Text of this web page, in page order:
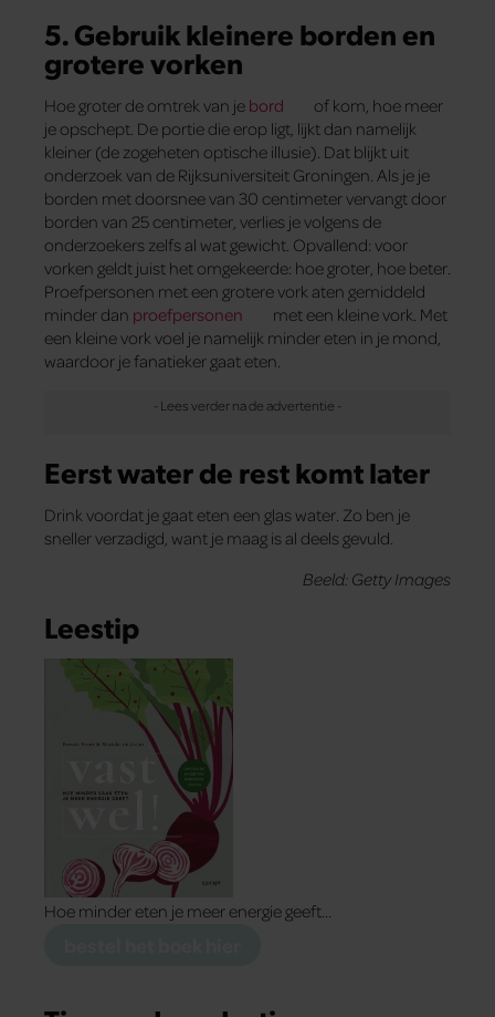
5. Gebruik kleinere borden en
grotere vorken
Hoe groter de omtrek van je bord
of kom, hoe meer
je opschept. De portie die erop ligt, lijkt dan namelijk
kleiner (de zogeheten optische illusie). Dat blijkt uit
onderzoek van de Rijksuniversiteit Groningen. Als je je
borden met doorsnee van 30 centimeter vervangt door
borden van 25 centimeter, verlies je volgens de
onderzoekers zelfs al wat gewicht. Opvallend: voor
vorken geldt juist het omgekeerde: hoe groter, hoe beter.
Proefpersonen met een grotere vork aten gemiddeld
minder dan proefpersonen
met een kleine vork. Met
een kleine vork voel je namelijk minder eten in je mond,
waardoor je fanatieker gaat eten.
Eerst water de rest komt later
Drink voordat je gaat eten een glas water. Zo ben je
sneller verzadigd, want je maag is al deels gevuld.
Beeld: Getty Images
Leestip
Hoe minder eten je meer energie geeft…